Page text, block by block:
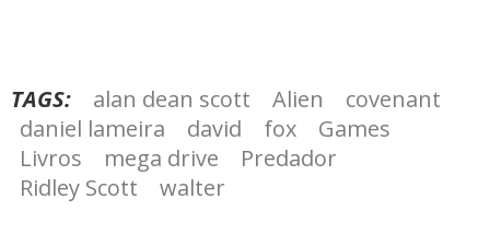
TAGS: alan dean scott Alien
covenant
daniel lameira
david fox
Games
Livros
mega drive
Predador
Ridley Scott
walter